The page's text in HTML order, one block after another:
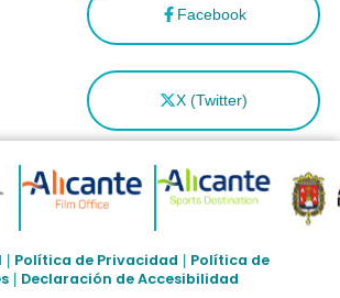
Facebook
X (Twitter)
Política de Privacidad
Política de
Declaración de Accesibilidad